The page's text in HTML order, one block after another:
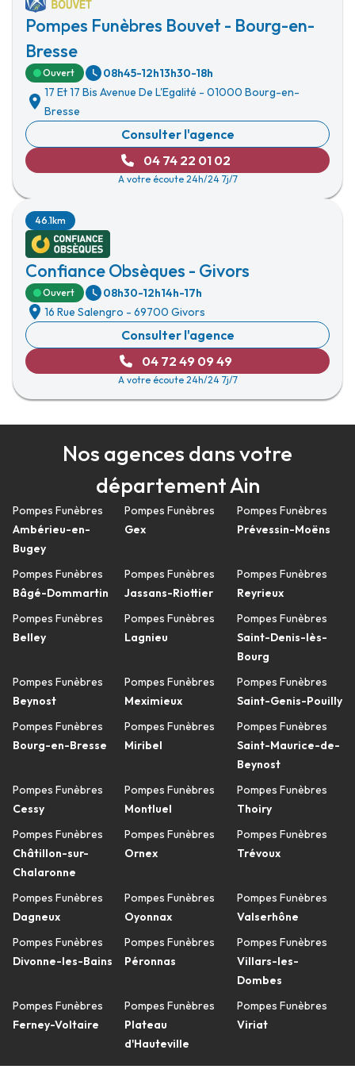
Pompes Funèbres Bouvet - Bourg-en-
Bresse
Ouvert 08h45-12h13h30-18h
17 Et 17 Bis Avenue De L'Egalité - 01000 Bourg-en-
Bresse
Consulter l'agence
04 74 22 01 02
A votre écoute 24h/24 7j/7
Confiance Obsèques - Givors
46.1km
Ouvert 08h30-12h14h-17h
16 Rue Salengro - 69700 Givors
Consulter l'agence
04 72 49 09 49
A votre écoute 24h/24 7j/7
Nos agences dans votre
département Ain
Pompes Funèbres
Ambérieu-en-
Bugey
Pompes Funèbres
Bâgé-Dommartin
Pompes Funèbres
Belley
Pompes Funèbres
Beynost
Pompes Funèbres
Bourg-en-Bresse
Pompes Funèbres
Cessy
Pompes Funèbres
Châtillon-sur-
Chalaronne
Pompes Funèbres
Dagneux
Pompes Funèbres
Divonne-les-Bains
Pompes Funèbres
Ferney-Voltaire
Pompes Funèbres
Gex
Pompes Funèbres
Jassans-Riottier
Pompes Funèbres
Lagnieu
Pompes Funèbres
Meximieux
Pompes Funèbres
Miribel
Pompes Funèbres
Montluel
Pompes Funèbres
Ornex
Pompes Funèbres
Oyonnax
Pompes Funèbres
Péronnas
Pompes Funèbres
Plateau
d'Hauteville
Pompes Funèbres
Prévessin-Moëns
Pompes Funèbres
Reyrieux
Pompes Funèbres
Saint-Denis-lès-
Bourg
Pompes Funèbres
Saint-Genis-Pouilly
Pompes Funèbres
Saint-Maurice-de-
Beynost
Pompes Funèbres
Thoiry
Pompes Funèbres
Trévoux
Pompes Funèbres
Valserhône
Pompes Funèbres
Villars-les-
Dombes
Pompes Funèbres
Viriat